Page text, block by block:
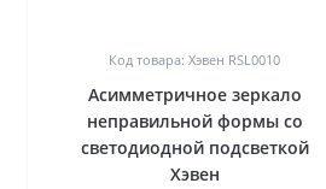
Код товара: Хэвен RSL0010
Асимметричное зеркало
неправильной формы со
светодиодной подсветкой
Хэвен